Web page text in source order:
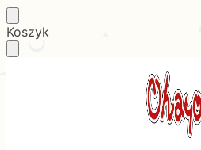
Skip
to
Skip
to
Koszyk